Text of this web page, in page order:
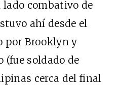
lado combativo de
ahí desde el
por Brooklyn y
(fue soldado de
cerca del final